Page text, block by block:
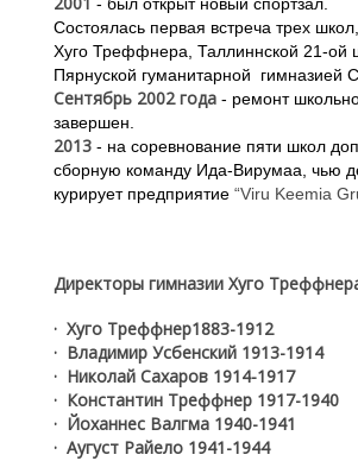
Состоялась первая встреча трех
Хуго Треффнера, Таллиннской 21-ой
Пярнуской гуманитарной гимназией
Сентябрь 2002 года- ремонт
завершен.
2013- на соревнование пяти школ
сборную команду Ида-Вирумаа, чью
курирует предприятие“Viru Keemia
Директоры гимназии Хуго
· Хуго Треффнер1883-1912
· Владимир Усбенский 1913-1914
· Николай Сахаров 1914-1917
· Константин Треффнер 1917-1940
· Йоханнес Валгма 1940-1941
· Аугуст Райело 1941-1944